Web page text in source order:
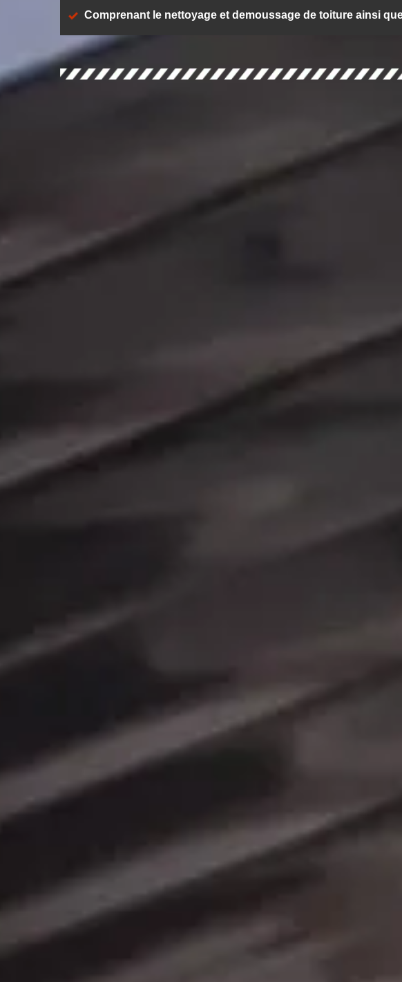
Comprenant le nettoyage et demoussage de toiture ainsi